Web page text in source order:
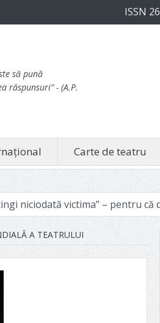
ISSN
să pună
răspunsuri”- (A.P.
Carte de teatru
– pentru că doare „O haită
A TEATRULUI